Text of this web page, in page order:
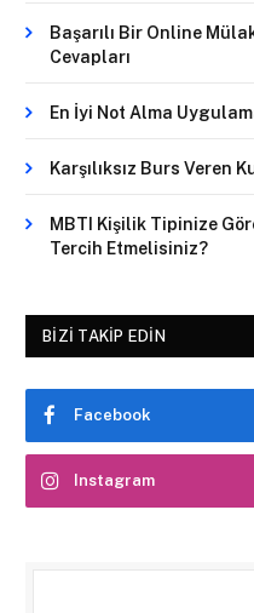
Başarılı Bir Online
Cevapları
En İyi Not Alma
Karşılıksız Burs Veren
MBTI Kişilik Tipinize
Tercih Etmelisiniz?
BIZI TAKIP EDIN
Facebook
Instagram